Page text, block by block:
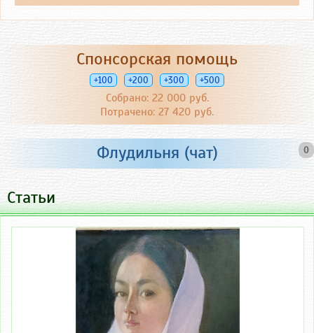
Спонсорская помощь
+100 +200 +300 +500
Собрано: 22 000 руб.
Потрачено: 27 420 руб.
0
Флудильня (чат)
Статьи